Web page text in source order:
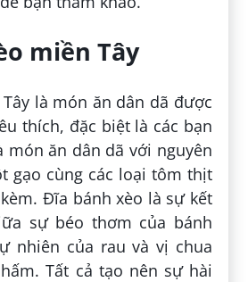
miền Tây
là món ăn dân dã được
thích, đặc biệt là các bạn
món ăn dân dã với nguyên
gạo cùng các loại tôm thịt
Đĩa bánh xèo là sự kết
sự béo thơm của bánh
nhiên của rau và vị chua
Tất cả tạo nên sự hài